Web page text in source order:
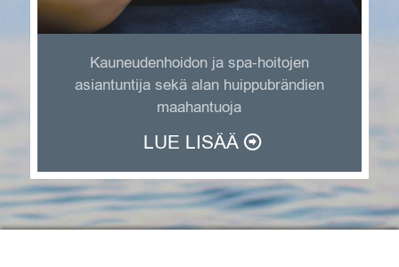
Kauneudenhoidon ja spa-hoitojen
asiantuntija sekä alan huippubrändien
maahantuoja
LUE LISÄÄ